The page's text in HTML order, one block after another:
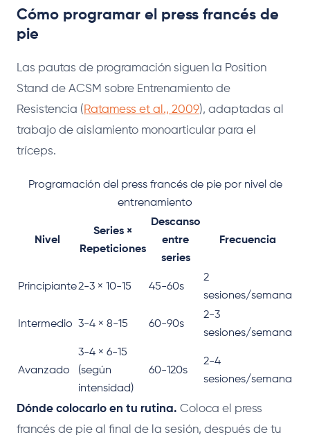
Cómo programar el press francés de
pie
Las pautas de programación siguen la Position
Stand de ACSM sobre Entrenamiento de
Resistencia ( Ratamess et al., 2009), adaptadas al
trabajo de aislamiento monoarticular para el
tríceps.
Programación del press francés de pie por nivel de
entrenamiento
Nivel
Series ×
Repeticiones
Descanso
entre
series
Frecuencia
Principiante2-3 × 10-15 45-60s
2
sesiones/semana
Intermedio 3-4 × 8-15 60-90s
2-3
sesiones/semana
Avanzado
3-4 × 6-15
(según
intensidad)
60-120s
2-4
sesiones/semana
Dónde colocarlo en tu rutina. Coloca el press
francés de pie al final de la sesión, después de tu